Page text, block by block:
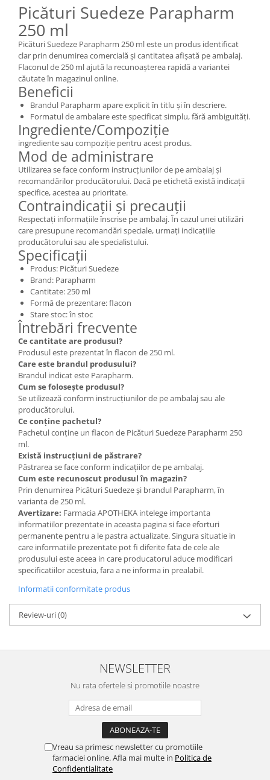
Picături Suedeze Parapharm
250 ml
Picături Suedeze Parapharm 250 ml este un produs identificat
clar prin denumirea comercială și cantitatea afișată pe ambalaj.
Flaconul de 250 ml ajută la recunoașterea rapidă a variantei
căutate în magazinul online.
Beneficii
Brandul Parapharm apare explicit în titlu și în descriere.
Formatul de ambalare este specificat simplu, fără ambiguități.
Ingrediente/Compoziție
ingrediente sau compoziție pentru acest produs.
Mod de administrare
Utilizarea se face conform instrucțiunilor de pe ambalaj și
recomandărilor producătorului. Dacă pe etichetă există indicații
specifice, acestea au prioritate.
Contraindicații și precauții
Respectați informațiile înscrise pe ambalaj. În cazul unei utilizări
care presupune recomandări speciale, urmați indicațiile
producătorului sau ale specialistului.
Specificații
Produs: Picături Suedeze
Brand: Parapharm
Cantitate: 250 ml
Formă de prezentare: flacon
Stare stoc: în stoc
Întrebări frecvente
Ce cantitate are produsul?
Produsul este prezentat în flacon de 250 ml.
Care este brandul produsului?
Brandul indicat este Parapharm.
Cum se folosește produsul?
Se utilizează conform instrucțiunilor de pe ambalaj sau ale
producătorului.
Ce conține pachetul?
Pachetul conține un flacon de Picături Suedeze Parapharm 250
ml.
Există instrucțiuni de păstrare?
Păstrarea se face conform indicațiilor de pe ambalaj.
Cum este recunoscut produsul în magazin?
Prin denumirea Picături Suedeze și brandul Parapharm, în
varianta de 250 ml.
Avertizare: Farmacia APOTHEKA intelege importanta
informatiilor prezentate in aceasta pagina si face eforturi
permanente pentru a le pastra actualizate. Singura situatie in
care informatiile prezentate pot fi diferite fata de cele ale
produsului este aceea in care producatorul aduce modificari
specificatiilor acestuia, fara a ne informa in prealabil.
Informatii conformitate produs
Review-uri(0)
NEWSLETTER
Nu rata ofertele si promotiile noastre
Vreau sa primesc newsletter cu promotiile
farmaciei online. Afla mai multe in Politica de
Confidentialitate